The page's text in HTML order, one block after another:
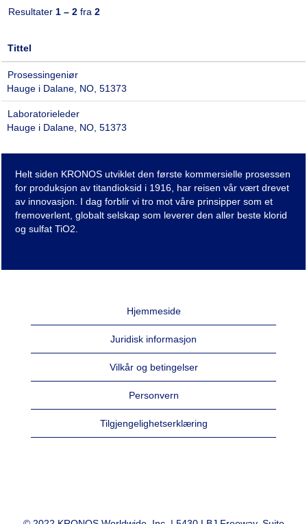
Resultater 1 – 2 fra 2
Tittel
Prosessingeniør
Hauge i Dalane, NO, 51373
Laboratorieleder
Hauge i Dalane, NO, 51373
Helt siden KRONOS utviklet den første kommersielle prosessen
for produksjon av titandioksid i 1916, har reisen vår vært drevet
av innovasjon. I dag forblir vi tro mot våre prinsipper som et
fremoverlent, globalt selskap som leverer den aller beste klorid
og sulfat TiO2.
Hjemmeside
Juridisk informasjon
Vilkår og betingelser
Personvern
Tilgjengelighetserklæring